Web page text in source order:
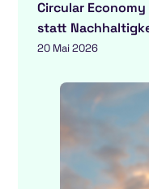
Circular
statt
20 Mai 2026